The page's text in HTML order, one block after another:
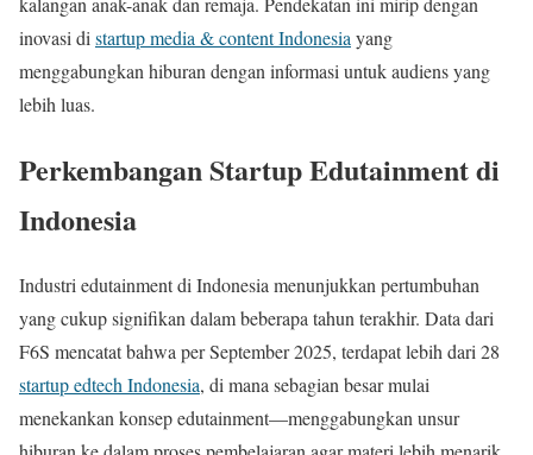
inovasi distartup media & content Indonesiayang
menggabungkan hiburan dengan informasi untuk audiens yang
lebih luas.
Perkembangan Startup Edutainment di
Indonesia
Industri edutainment di Indonesia menunjukkan pertumbuhan
yang cukup signifikan dalam beberapa tahun terakhir. Data dari
F6S mencatat bahwa per September 2025, terdapat lebih dari 28
startup edtech Indonesia, di mana sebagian besar mulai
menekankan konsep edutainment—menggabungkan unsur